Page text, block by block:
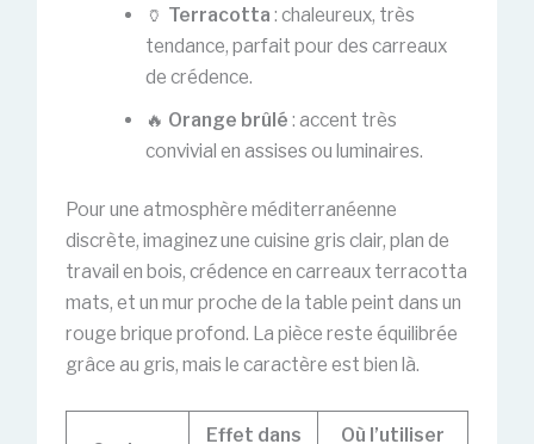
🏺 Terracotta : chaleureux, très
tendance, parfait pour des carreaux
de crédence.
🔥 Orange brûlé : accent très
convivial en assises ou luminaires.
Pour une atmosphère méditerranéenne
discrète, imaginez une cuisine gris clair, plan de
travail en bois, crédence en carreaux terracotta
mats, et un mur proche de la table peint dans un
rouge brique profond. La pièce reste équilibrée
grâce au gris, mais le caractère est bien là.
Effet dans
Où l’utiliser